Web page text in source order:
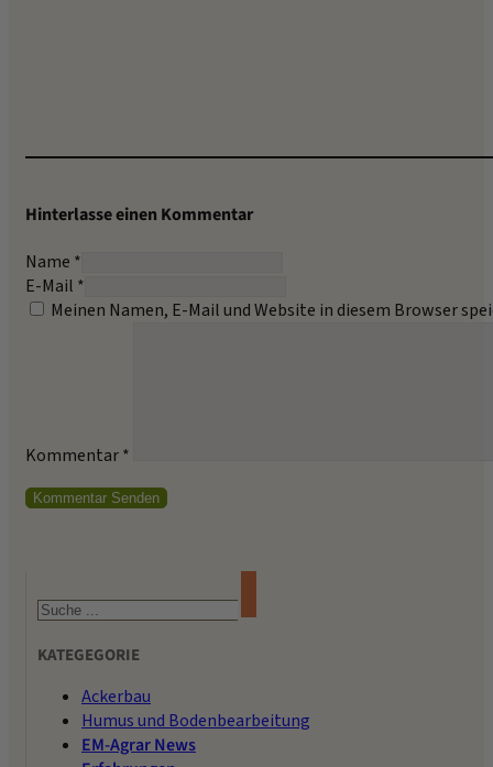
Hinterlasse einen Kommentar
Name *
E-Mail *
Meinen Namen, E-Mail und Website in diesem Browser
Kommentar*
KATEGEGORIE
Ackerbau
Humus und Bodenbearbeitung
EM-Agrar News